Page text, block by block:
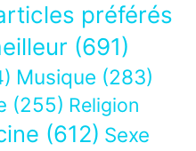
préférés
(691)
Musique (283)
(255) Religion
(612) Sexe